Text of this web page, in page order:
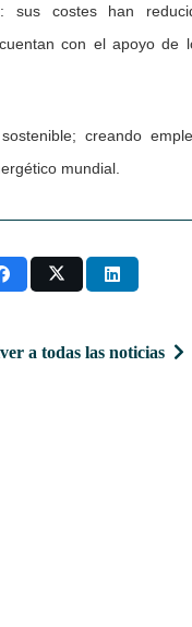
sus costes han
con el apoyo de
creando
mundial.
a todas las noticias